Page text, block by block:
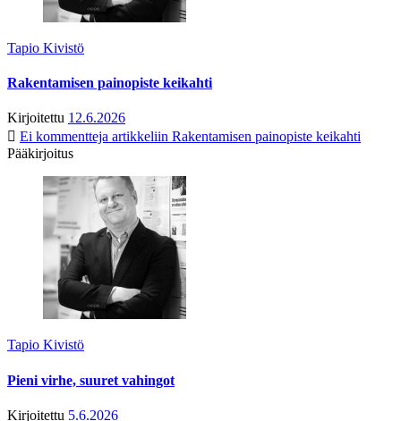
Tapio Kivistö
Rakentamisen painopiste keikahti
Kirjoitettu 12.6.2026
Ei kommentteja artikkeliin Rakentamisen painopiste keikahti
Pääkirjoitus
Tapio Kivistö
Pieni virhe, suuret vahingot
Kirjoitettu 5.6.2026